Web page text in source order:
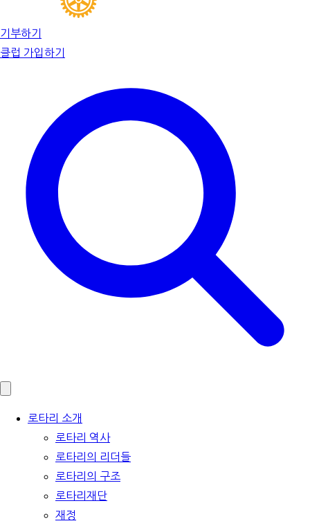
기부하기
클럽 가입하기
로타리 소개
로타리 역사
로타리의 리더들
로타리의 구조
로타리재단
재정